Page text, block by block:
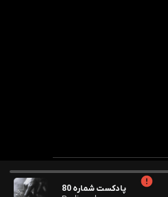
پادکست شماره 80